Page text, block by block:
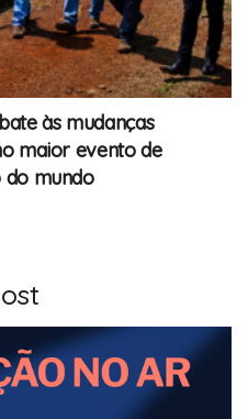
às mudanças
maior evento de
mundo